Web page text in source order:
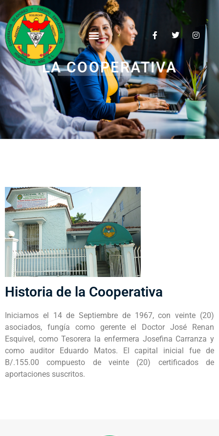
LA COOPERATIVA
Historia de la Cooperativa
Iniciamos el 14 de Septiembre de 1967, con veinte (20)
asociados, fungía como gerente el Doctor José Renan
Esquivel, como Tesorera la enfermera Josefina Carranza y
como auditor Eduardo Matos. El capital inicial fue de
B/.155.00 compuesto de veinte (20) certificados de
aportaciones suscritos.